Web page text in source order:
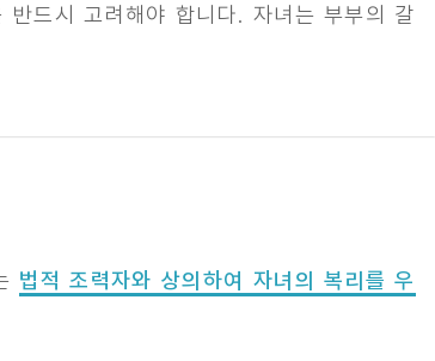
드시 고려해야 합니다. 자녀는 부부의 갈
법적 조력자와 상의하여 자녀의 복리를 우